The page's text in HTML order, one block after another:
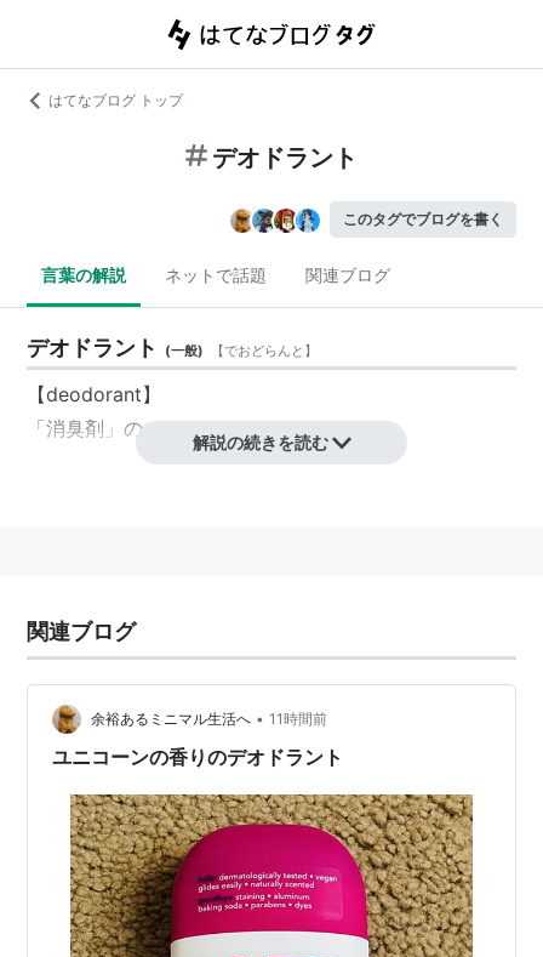
はてなブログ トップ
デオドラント
このタグでブログを書く
言葉の解説 ネットで話題 関連ブログ
デオドラント (一般) 【でおどらんと 】
【deodorant】
「消臭剤 」のこと。
解説の続きを読む
関連ブログ
余裕あるミニマル生活へ • 11時間前
ユニコーンの香りのデオドラント